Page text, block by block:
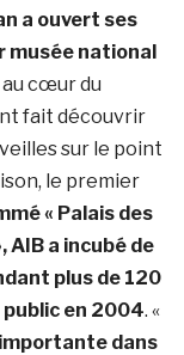
a ouvert ses
musée national
cœur du
fait découvrir
sur le point
le premier
« Palais des
AIB a incubé de
plus de 120
en 2004. «
dans